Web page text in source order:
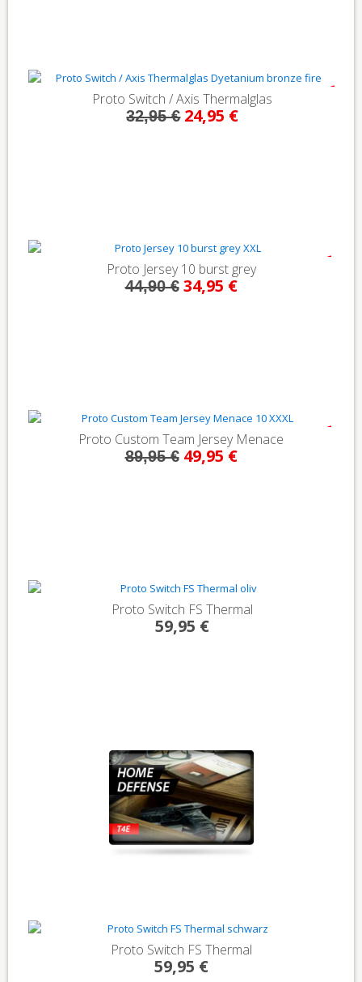
Proto Switch / Axis Thermalglas
32,95 €24,95 €
Proto Jersey 10 burst grey
44,90 €34,95 €
Proto Custom Team Jersey Menace
89,95 €49,95 €
Proto Switch FS Thermal
59,95 €
Proto Switch FS Thermal
59,95 €